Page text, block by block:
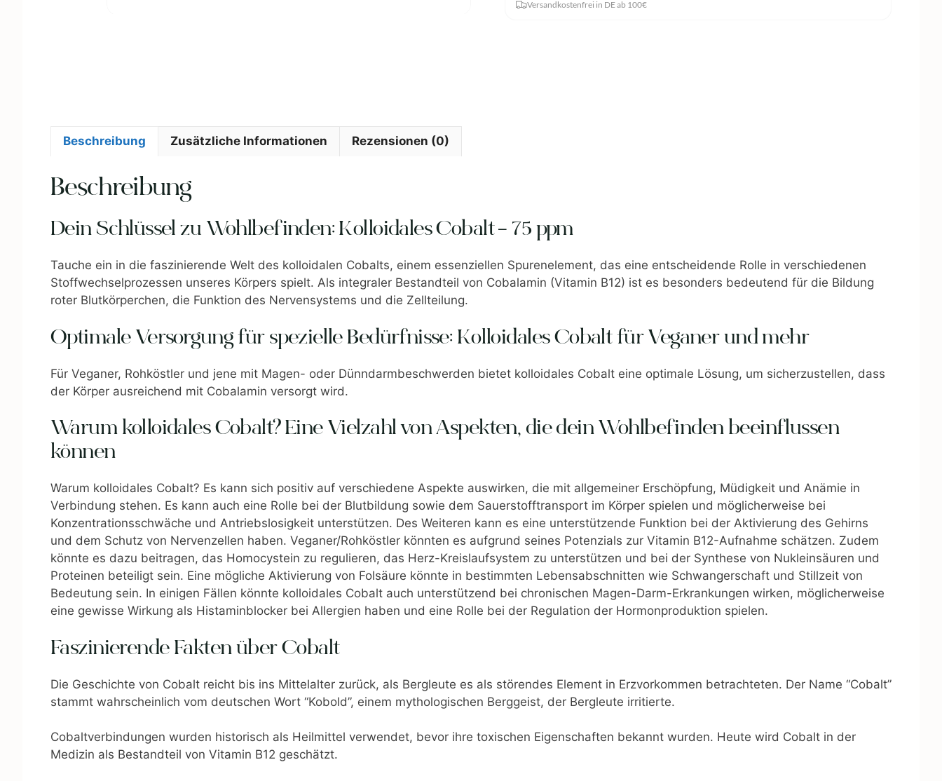
MengeVersandkostenfrei in DE ab 100€
Beschreibung Zusätzliche Informationen Rezensionen (0)
Beschreibung
Dein Schlüssel zu Wohlbefinden: Kolloidales Cobalt – 75 ppm
Tauche ein in die faszinierende Welt des kolloidalen Cobalts, einem essenziellen Spurenelement, das eine entscheidende Rolle in verschiedenen
Stoffwechselprozessen unseres Körpers spielt. Als integraler Bestandteil von Cobalamin (Vitamin B12) ist es besonders bedeutend für die Bildung
roter Blutkörperchen, die Funktion des Nervensystems und die Zellteilung.
Optimale Versorgung für spezielle Bedürfnisse: Kolloidales Cobalt für Veganer und mehr
Für Veganer, Rohköstler und jene mit Magen- oder Dünndarmbeschwerden bietet kolloidales Cobalt eine optimale Lösung, um sicherzustellen, dass
der Körper ausreichend mit Cobalamin versorgt wird.
Warum kolloidales Cobalt? Eine Vielzahl von Aspekten, die dein Wohlbefinden beeinflussen
können
Warum kolloidales Cobalt? Es kann sich positiv auf verschiedene Aspekte auswirken, die mit allgemeiner Erschöpfung, Müdigkeit und Anämie in
Verbindung stehen. Es kann auch eine Rolle bei der Blutbildung sowie dem Sauerstofftransport im Körper spielen und möglicherweise bei
Konzentrationsschwäche und Antriebslosigkeit unterstützen. Des Weiteren kann es eine unterstützende Funktion bei der Aktivierung des Gehirns
und dem Schutz von Nervenzellen haben. Veganer/Rohköstler könnten es aufgrund seines Potenzials zur Vitamin B12-Aufnahme schätzen. Zudem
könnte es dazu beitragen, das Homocystein zu regulieren, das Herz-Kreislaufsystem zu unterstützen und bei der Synthese von Nukleinsäuren und
Proteinen beteiligt sein. Eine mögliche Aktivierung von Folsäure könnte in bestimmten Lebensabschnitten wie Schwangerschaft und Stillzeit von
Bedeutung sein. In einigen Fällen könnte kolloidales Cobalt auch unterstützend bei chronischen Magen-Darm-Erkrankungen wirken, möglicherweise
eine gewisse Wirkung als Histaminblocker bei Allergien haben und eine Rolle bei der Regulation der Hormonproduktion spielen.
Faszinierende Fakten über Cobalt
Die Geschichte von Cobalt reicht bis ins Mittelalter zurück, als Bergleute es als störendes Element in Erzvorkommen betrachteten. Der Name “Cobalt”
stammt wahrscheinlich vom deutschen Wort “Kobold”, einem mythologischen Berggeist, der Bergleute irritierte.
Cobaltverbindungen wurden historisch als Heilmittel verwendet, bevor ihre toxischen Eigenschaften bekannt wurden. Heute wird Cobalt in der
Medizin als Bestandteil von Vitamin B12 geschätzt.